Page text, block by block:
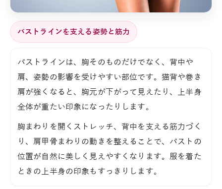
バストラインを支える姿勢と筋力
バストラインは、胸そのものだけでなく、背中や
肩、姿勢の影響を受けやすい部位です。猫背や巻き
肩が強くなると、胸元が下がって見えたり、上半身
全体が重たい印象になったりします。
胸まわりを開くストレッチ、背中を支える筋力づく
り、肩甲骨まわりの動きを整えることで、バストの
位置が自然に美しく見えやすくなります。服を着た
ときの上半身の印象もすっきりします。